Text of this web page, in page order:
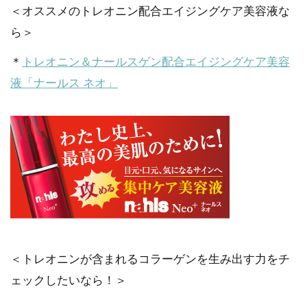
＜オススメのトレオニン配合エイジングケア美容液な
ら＞
＊
トレオニン＆ナールスゲン配合エイジングケア美容
液「ナールス ネオ」
＜トレオニンが含まれるコラーゲンを生み出す力をチ
ェックしたいなら！＞